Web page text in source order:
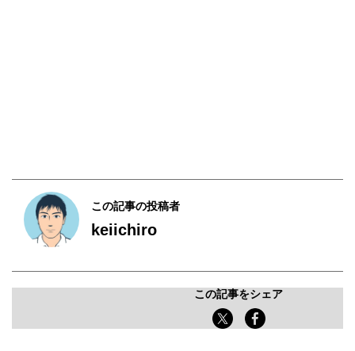
この記事の投稿者
keiichiro
この記事をシェア